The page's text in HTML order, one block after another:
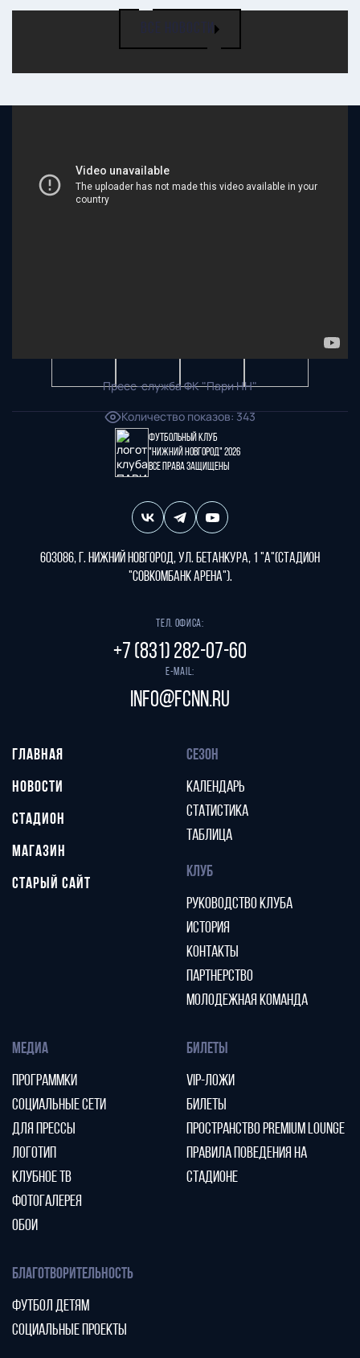
Пресс-служба ФК "Пари НН"
Количество показов:343
ВСЕ НОВОСТИ
Футбольный клуб
"Нижний Новгород" 2026
Все права защищены
603086, г. Нижний Новгород, ул. Бетанкура, 1 "А"(стадион
"СОВКОМБАНК АРЕНА").
Тел. офиса:
+7 (831) 282-07-60
E-mail:
info@fcnn.ru
ГЛАВНАЯ
НОВОСТИ
СТАДИОН
МАГАЗИН
СТАРЫЙ САЙТ
СЕЗОН
КАЛЕНДАРЬ
СТАТИСТИКА
ТАБЛИЦА
КЛУБ
РУКОВОДСТВО КЛУБА
ИСТОРИЯ
КОНТАКТЫ
ПАРТНЕРСТВО
МОЛОДЕЖНАЯ КОМАНДА
МЕДИА
ПРОГРАММКИ
СОЦИАЛЬНЫЕ СЕТИ
ДЛЯ ПРЕССЫ
ЛОГОТИП
КЛУБНОЕ ТВ
ФОТОГАЛЕРЕЯ
ОБОИ
БИЛЕТЫ
VIP-ЛОЖИ
БИЛЕТЫ
ПРОСТРАНСТВО PREMIUM LOUNGE
ПРАВИЛА ПОВЕДЕНИЯ НА
СТАДИОНЕ
БЛАГОТВОРИТЕЛЬНОСТЬ
ФУТБОЛ ДЕТЯМ
СОЦИАЛЬНЫЕ ПРОЕКТЫ